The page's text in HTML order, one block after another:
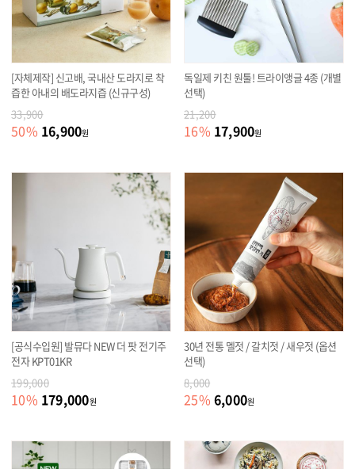
[자체제작] 신고배, 국내산 도라지로 착
즙한 아내의 배도라지즙 (신규구성)
33,900
50% 16,900원
독일제 키친 원툴! 트라이앵글 4종 (개별
선택)
21,200
16% 17,900원
[공식수입원] 발뮤다 NEW 더 팟 전기주
전자 KPT01KR
199,000
10% 179,000원
30년 전통 멜젓 / 갈치젓 / 새우젓 (옵션
선택)
8,000
25% 6,000원